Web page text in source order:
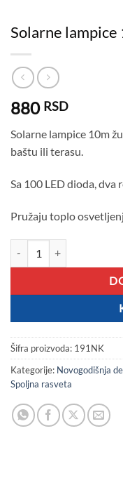
Solarne lampice
880 RSD
Solarne lampice 10m
baštu ili terasu.
Sa 100 LED dioda,
Pružaju toplo
Šifra proizvoda: 191NK
Kategorije: Novogodišnja
Spoljna rasveta